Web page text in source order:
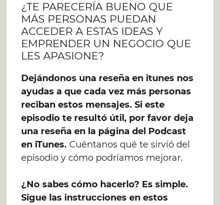
¿TE PARECERÍA BUENO QUE
MÁS PERSONAS PUEDAN
ACCEDER A ESTAS IDEAS Y
EMPRENDER UN NEGOCIO QUE
LES APASIONE?
Dejándonos una reseña en itunes nos
ayudas a que cada vez más personas
reciban estos mensajes. Si este
episodio te resultó útil, por favor deja
una reseña en la página del Podcast
en iTunes. Cuéntanos qué te sirvió del
episodio y cómo podríamos mejorar.
¿No sabes cómo hacerlo? Es simple.
Sigue las instrucciones en estos